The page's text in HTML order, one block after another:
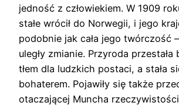
jedność z człowiekiem. W 1909
stałe wrócił do Norwegii, i jego
podobnie jak cała jego twórczość
uległy zmianie. Przyroda przestała
tłem dla ludzkich postaci, a stała
bohaterem. Pojawiły się także
otaczającej Muncha